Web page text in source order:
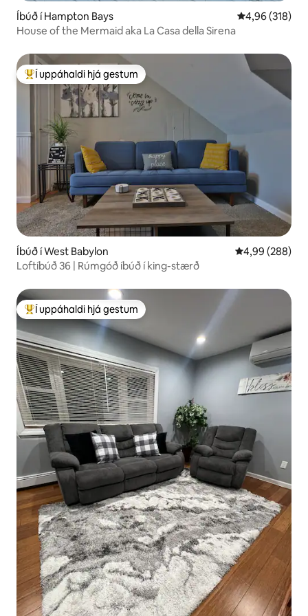
Íbúð í Hampton Bays 4,96 af 5 í
4,96 (318)
House of the Mermaid aka La Casa della Sirena
Í mestu uppáhaldi hjá gestum
Í uppáhaldi hjá gestum
Íbúð í West Babylon 4,99 af 5 í
4,99 (288)
Loftíbúð 36 | Rúmgóð íbúð í king-stærð
Í mestu uppáhaldi hjá gestum
Í uppáhaldi hjá gestum